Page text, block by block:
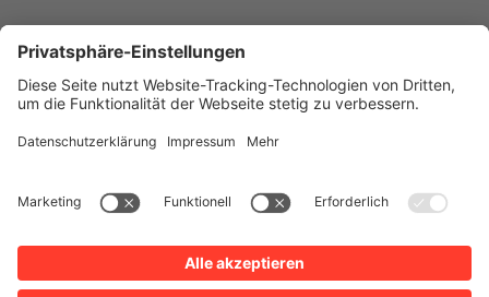
Impressum
Anfahrt
Datenschutz
Barrierefreiheit
Literaturhauses